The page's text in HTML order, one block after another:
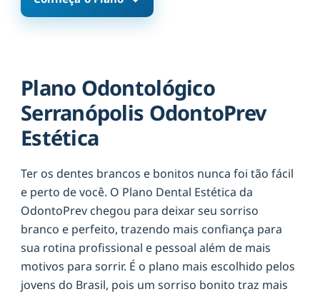
Plano Odontológico
Serranópolis OdontoPrev
Estética
Ter os dentes brancos e bonitos nunca foi tão fácil
e perto de você. O Plano Dental Estética da
OdontoPrev chegou para deixar seu sorriso
branco e perfeito, trazendo mais confiança para
sua rotina profissional e pessoal além de mais
motivos para sorrir. É o plano mais escolhido pelos
jovens do Brasil, pois um sorriso bonito traz mais